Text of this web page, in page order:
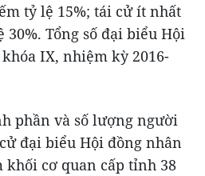
tỷ lệ 15%; tái cử ít nhất
Tổng số đại biểu Hội
IX, nhiệm kỳ 2016-
phần và số lượng người
đại biểu Hội đồng nhân
khối cơ quan cấp tỉnh 38